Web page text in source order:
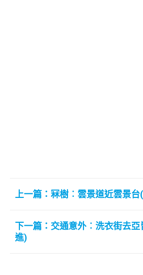
上一篇：冧樹︰雲景道近雲景
下一篇：交通意外︰洗衣街去
進)